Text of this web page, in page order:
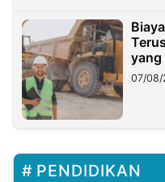
yang
07/08/
PENDIDIKAN